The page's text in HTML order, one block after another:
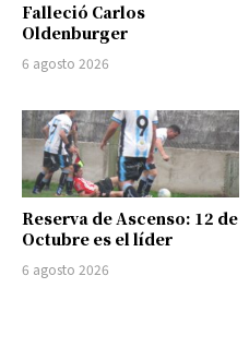
Falleció Carlos
Oldenburger
6 agosto 2026
Reserva de Ascenso: 12 de
Octubre es el líder
6 agosto 2026